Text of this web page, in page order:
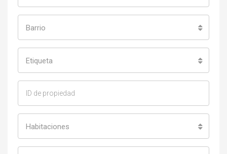
Barrio
Etiqueta
Habitaciones